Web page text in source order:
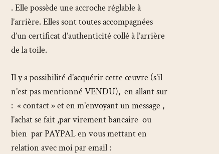
. Elle possède une accroche réglable à
l’arrière. Elles sont toutes accompagnées
d’un certificat d’authenticité collé à l’arrière
de la toile.
Il y a possibilité d’acquérir cette œuvre (s’il
n’est pas mentionné VENDU), en allant sur
: « contact » et en m’envoyant un message ,
l’achat se fait ,par virement bancaire ou
bien par PAYPAL en vous mettant en
relation avec moi par email :